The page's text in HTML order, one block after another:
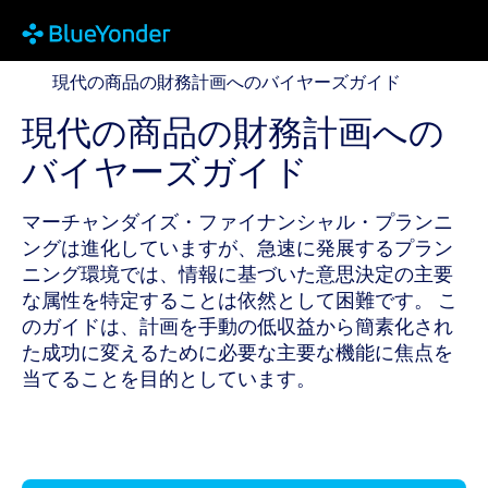
現代の商品の財務計画へのバイヤーズガイド
現代の商品の財務計画へのバイヤーズガイド
現代の商品の財務計画への
バイヤーズガイド
マーチャンダイズ・ファイナンシャル・プランニ
ングは進化していますが、急速に発展するプラン
ニング環境では、情報に基づいた意思決定の主要
な属性を特定することは依然として困難です。 こ
のガイドは、計画を手動の低収益から簡素化され
た成功に変えるために必要な主要な機能に焦点を
当てることを目的としています。